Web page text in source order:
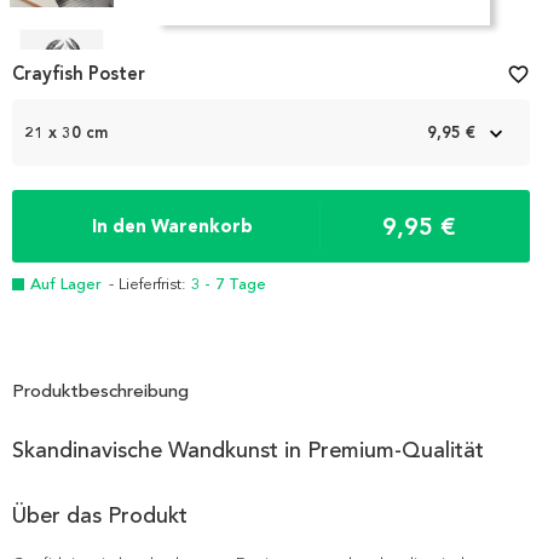
1
21 x 30 cm 9,95 €
In den Warenkorb 9,95 €
Auf Lager - Lieferfrist: 3 - 7 Tage
Crayfish Poster favorite_border
Produktbeschreibung
Skandinavische Wandkunst in Premium-Qualität
Über das Produkt